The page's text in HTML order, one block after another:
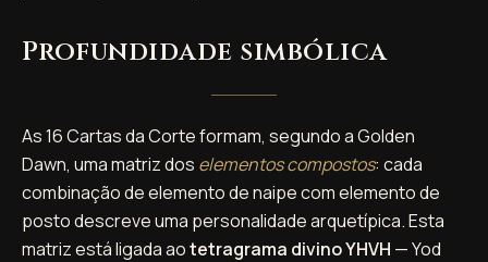
Profundidade simbólica
As 16 Cartas da Corte formam, segundo a Golden
Dawn, uma matriz dos elementos compostos: cada
combinação de elemento de naipe com elemento de
posto descreve uma personalidade arquetípica. Esta
matriz está ligada aotetragrama divino YHVH — Yod